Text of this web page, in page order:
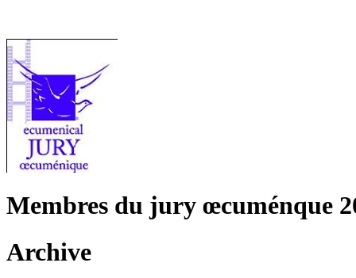
Membres du jury œcuménque
Archive